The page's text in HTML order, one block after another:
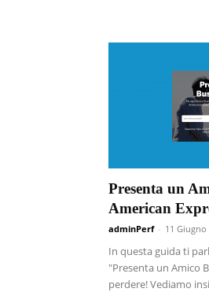
Presenta un
American
adminPerf - 11 Giugno
In questa guida ti
"Presenta un Amico
perdere! Vediamo